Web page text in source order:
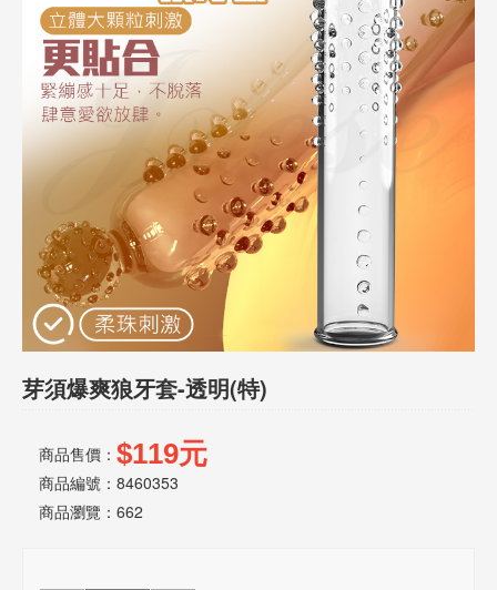
簡
說
明
芽須爆爽狼牙套-透明(特)
商品售價： $119元
商品編號：8460353
商品瀏覽： 662